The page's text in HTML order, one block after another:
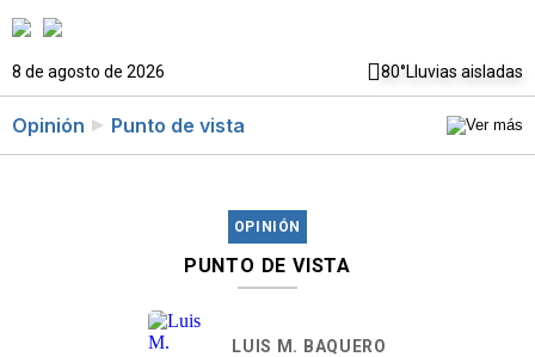
8 de agosto de 2026 80°Lluvias aisladas
Opinión Punto de vista
OPINIÓN
PUNTO DE VISTA
LUIS M. BAQUERO